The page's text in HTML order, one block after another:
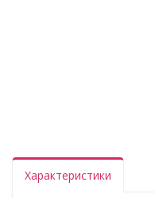
Характеристики